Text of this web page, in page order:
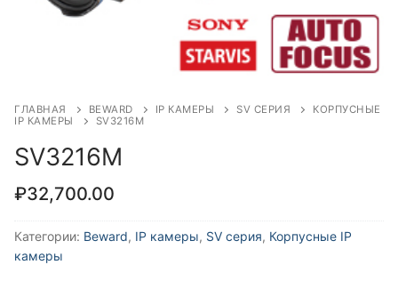
ГЛАВНАЯ BEWARD IP КАМЕРЫ SV СЕРИЯ
КОРПУСНЫЕ
IP КАМЕРЫ
SV3216M
SV3216M
₽32,700.00
Категории: Beward, IP камеры, SV серия, Корпусные IP
камеры